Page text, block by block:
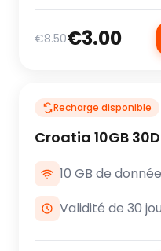
€8.50€3.00
Recharge disponible
Croatia 10GB
10 GB de
Validité de 30